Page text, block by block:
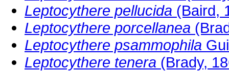
Leptocythere pellucida (Baird,
Leptocythere porcellanea
Leptocythere psammophila
Leptocythere tenera (Brady,